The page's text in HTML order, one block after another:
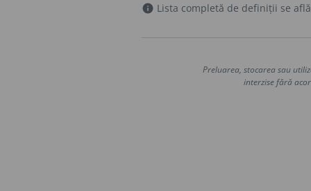
info Lista completă de definiții se
Preluarea, stocarea sau
interzise fără